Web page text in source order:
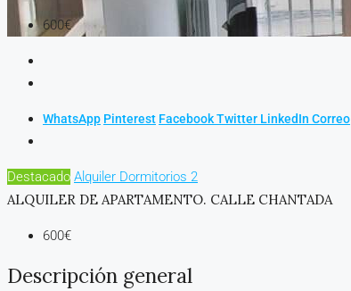
600€
WhatsApp Pinterest FacebookTwitter LinkedIn Correo
Destacado Alquiler Dormitorios 2
ALQUILER DE APARTAMENTO. CALLE CHANTADA
600€
Descripción general